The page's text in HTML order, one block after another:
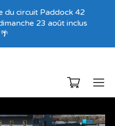
exclusives !
du circuit Paddock 42
23 août inclus
🌴